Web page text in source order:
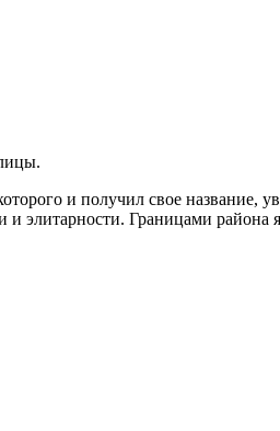
и получил свое название,
и элитарности. Границами